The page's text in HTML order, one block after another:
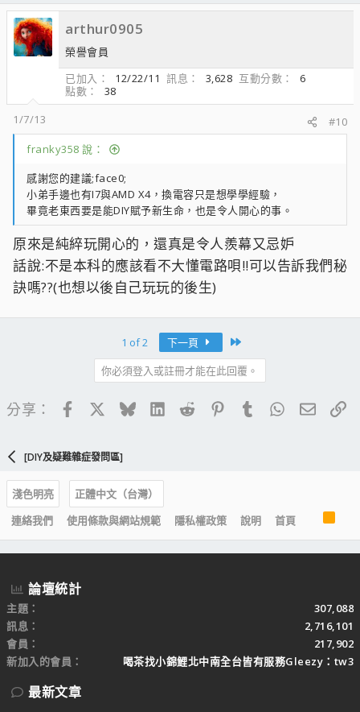
arthur0905
榮譽會員
已加入
12/22/11 訊息 3,628 互動分數
6
點數
38
1/7/13
#10
franky358 說：
感謝您的建議;face0;
小弟手邊也有I7與AMD X4，換電容只是想學學經驗，
畢竟老東西要是能DIY賦予新生命，也是令人開心的事。
原來是純綷玩開心的，還真是令人羨幕又忌妒
話說:不是本科的應該看不大懂電路唄!!可以告訴我們秘
訣嗎??(也想以後自己玩玩的後生)
1 of 2 下一頁
你必須登入或註冊才能在此回覆。
分享： FacebookBlueskyLinkedIn
Reddit PinterestTumblrWhatsApp
電子
[DIY及疑難雜症發問區]
淺色明亮
正體中文（台灣）
連絡我們
使用條款與網站規範 隱私權政策 說明 首頁
R
S
S
論壇統計
主題
307,088
訊息
2,716,101
會員
217,902
新加入的會員
喝茶找小錦鯉北中南全台皆有服務Gleezy：tw3
最新文章